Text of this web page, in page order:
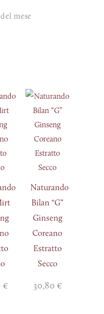
mese
€
Naturando
Bilan “G”
Ginseng
Coreano
Estratto
Secco
30,80 €